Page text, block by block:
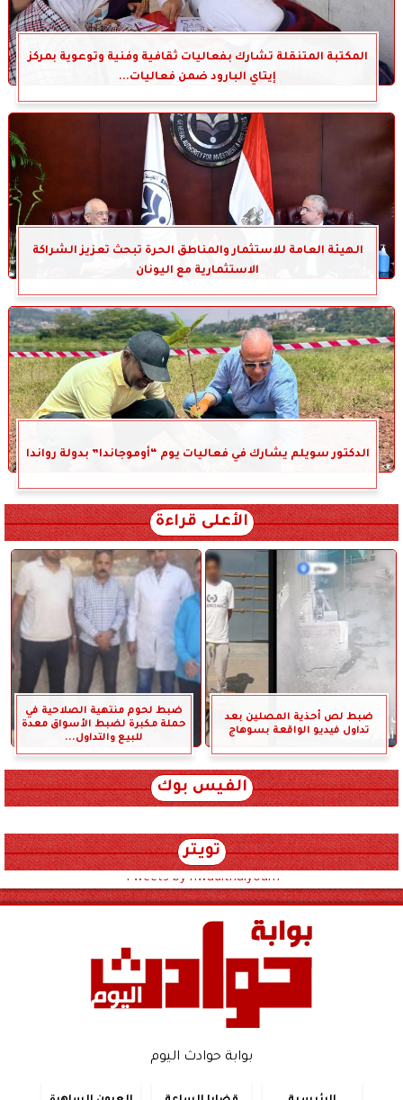
المكتبة المتنقلة تشارك بفعاليات ثقافية وفنية وتوعوية بمركز
إيتاي البارود ضمن فعاليات...
الهيئة العامة للاستثمار والمناطق الحرة تبحث تعزيز الشراكة
الاستثمارية مع اليونان
الدكتور سويلم يشارك في فعاليات يوم “أوموجاندا” بدولة رواندا
الأعلى قراءة
ضبط لص أحذية المصلين بعد
تداول فيديو الواقعة بسوهاج
ضبط لحوم منتهية الصلاحية في
حملة مكبرة لضبط الأسواق معدة
للبيع والتداول...
الفيس بوك
تويتر
Tweets by hwadithalyoum
بوابة حوادث اليوم